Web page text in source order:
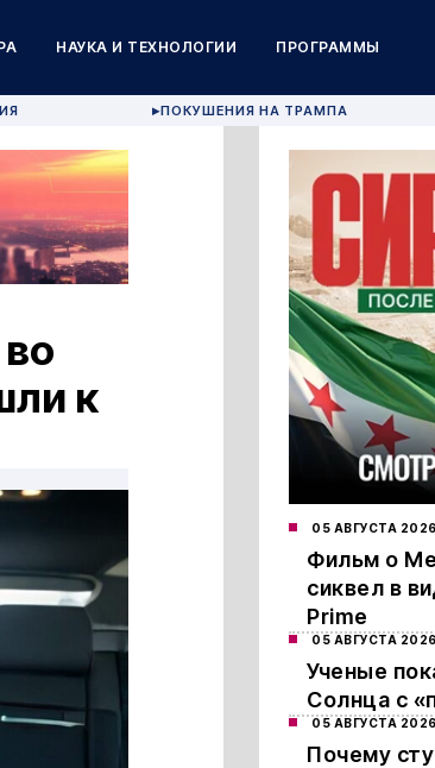
НАУКА И ТЕХНОЛОГИИ ПРОГРАММЫ
▶ПОКУШЕНИЯ НА ТРАМПА
к
05 АВГУСТА 2026
Фильм о
сиквел в
Prime
05 АВГУСТА 2026
Ученые
Солнца с
05 АВГУСТА 2026
Почему